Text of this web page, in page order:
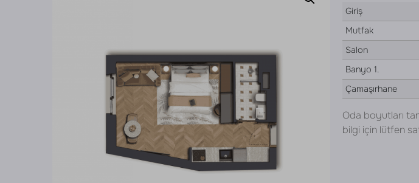
Giriş
Mutfak
Salon
Banyo 1.
Çamaşırhane
Oda boyutları
bilgi için lütfen